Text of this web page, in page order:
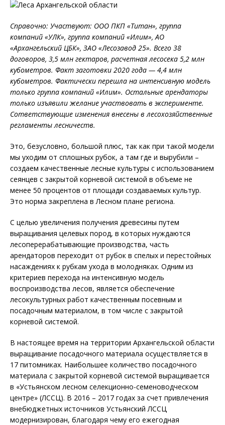
Справочно: Участвуют: ООО ПКП «Титан», группа
компаний «УЛК», группа компаний «Илим», АО
«Архангельский ЦБК», ЗАО «Лесозавод 25». Всего 38
договоров, 3,5 млн гектаров, расчетная лесосека 5,2 млн
кубометров. Факт заготовки 2020 года — 4,4 млн
кубометров. Фактически перешла на интенсивную модель
только группа компаний «Илим». Остальные арендаторы
только изъявили желание участвовать в эксперименте.
Сответствующие изменения внесены в лесохозяйственные
регламенты лесничеств.
Это, безусловно, большой плюс, так как при такой модели
мы уходим от сплошных рубок, а там где и вырубили –
создаем качественные лесные культуры с использованием
сеянцев с закрытой корневой системой в объеме не
менее 50 процентов от площади создаваемых культур.
Это норма закреплена в Лесном плане региона.
С целью увеличения получения древесины путем
выращивания целевых пород, в которых нуждаются
лесоперерабатывающие производства, часть
арендаторов переходит от рубок в спелых и перестойных
насаждениях к рубкам ухода в молодняках. Одним из
критериев перехода на интенсивную модель
воспроизводства лесов, является обеспечение
лесокультурных работ качественным посевным и
посадочным материалом, в том числе с закрытой
корневой системой.
В настоящее время на территории Архангельской области
выращивание посадочного материала осуществляется в
17 питомниках. Наибольшее количество посадочного
материала с закрытой корневой системой выращивается
в «Устьянском лесном селекционно-семеноводческом
центре» (ЛССЦ). В 2016 – 2017 годах за счет привлечения
внебюджетных источников Устьянский ЛССЦ
модернизирован, благодаря чему его ежегодная